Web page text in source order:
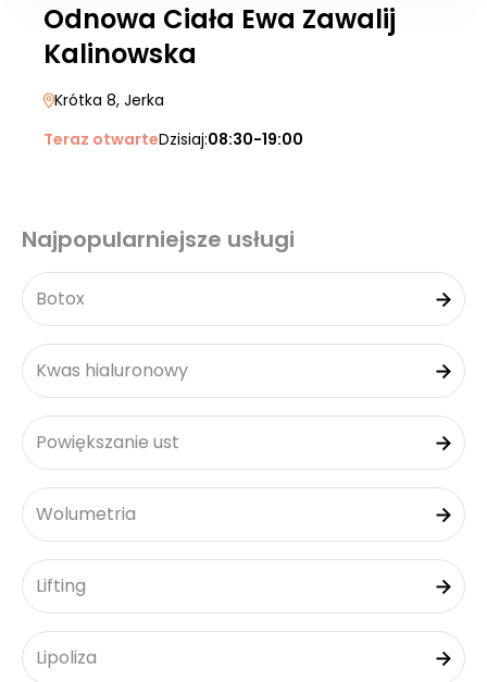
Odnowa Ciała Ewa Zawalij
Kalinowska
Krótka 8, Jerka
Teraz otwarteDzisiaj:08:30-19:00
Najpopularniejsze usługi
Botox
Kwas hialuronowy
Powiększanie ust
Wolumetria
Lifting
Lipoliza